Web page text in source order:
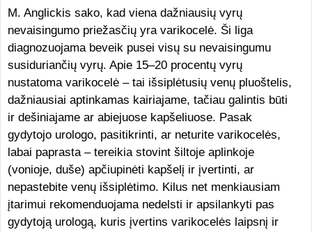
M. Anglickis sako, kad viena dažniausių vyrų
nevaisingumo priežasčių yra varikocelė. Ši liga
diagnozuojama beveik pusei visų su nevaisingumu
susiduriančių vyrų. Apie 15–20 procentų vyrų
nustatoma varikocelė – tai išsiplėtusių venų pluoštelis,
dažniausiai aptinkamas kairiajame, tačiau galintis būti
ir dešiniajame ar abiejuose kapšeliuose. Pasak
gydytojo urologo, pasitikrinti, ar neturite varikocelės,
labai paprasta – tereikia stovint šiltoje aplinkoje
(vonioje, duše) apčiupinėti kapšelį ir įvertinti, ar
nepastebite venų išsiplėtimo. Kilus net menkiausiam
įtarimui rekomenduojama nedelsti ir apsilankyti pas
gydytoją urologą, kuris įvertins varikocelės laipsnį ir